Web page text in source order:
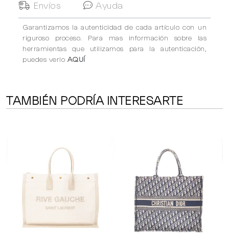
Envíos
Ayuda
Garantizamos la autenticidad de cada artículo con un
riguroso proceso. Para mas información sobre las
herramientas que utilizamos para la autenticación,
puedes verlo AQUÍ
TAMBIÉN PODRÍA INTERESARTE